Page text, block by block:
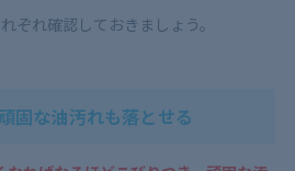
ぞれ確認しておきましょう。
固な油汚れも落とせる